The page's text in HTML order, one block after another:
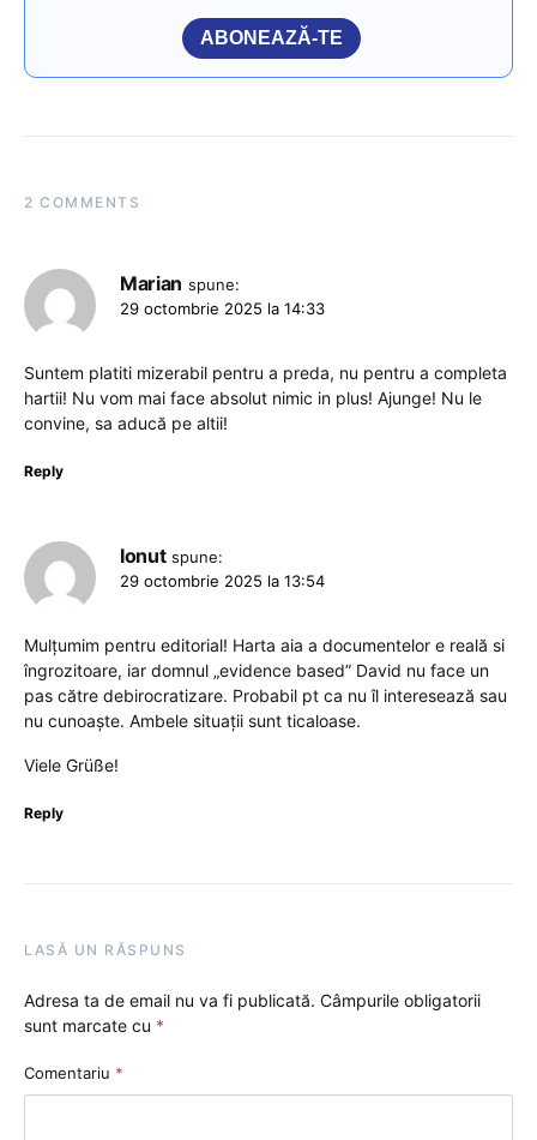
ABONEAZĂ-TE
2 COMMENTS
Marian spune:
29 octombrie 2025 la 14:33
Suntem platiti mizerabil pentru a preda, nu pentru a completa
hartii! Nu vom mai face absolut nimic in plus! Ajunge! Nu le
convine, sa aducă pe altii!
Reply
Ionut spune:
29 octombrie 2025 la 13:54
Mulțumim pentru editorial! Harta aia a documentelor e reală si
îngrozitoare, iar domnul „evidence based” David nu face un
pas către debirocratizare. Probabil pt ca nu îl interesează sau
nu cunoaște. Ambele situații sunt ticaloase.
Viele Grüße!
Reply
LASĂ UN RĂSPUNS
Adresa ta de email nu va fi publicată. Câmpurile obligatorii
sunt marcate cu *
Comentariu *